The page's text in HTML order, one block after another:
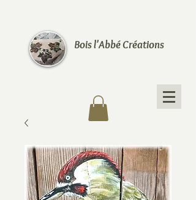
Bois l'Abbé Créations